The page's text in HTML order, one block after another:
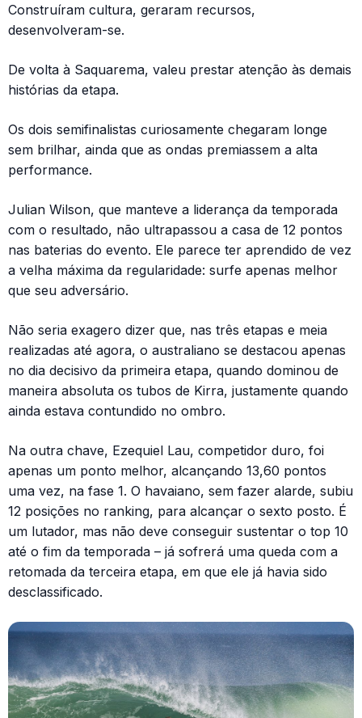
Construíram cultura, geraram recursos,
desenvolveram-se.
De volta à Saquarema, valeu prestar atenção às demais
histórias da etapa.
Os dois semifinalistas curiosamente chegaram longe
sem brilhar, ainda que as ondas premiassem a alta
performance.
Julian Wilson, que manteve a liderança da temporada
com o resultado, não ultrapassou a casa de 12 pontos
nas baterias do evento. Ele parece ter aprendido de vez
a velha máxima da regularidade: surfe apenas melhor
que seu adversário.
Não seria exagero dizer que, nas três etapas e meia
realizadas até agora, o australiano se destacou apenas
no dia decisivo da primeira etapa, quando dominou de
maneira absoluta os tubos de Kirra, justamente quando
ainda estava contundido no ombro.
Na outra chave, Ezequiel Lau, competidor duro, foi
apenas um ponto melhor, alcançando 13,60 pontos
uma vez, na fase 1. O havaiano, sem fazer alarde, subiu
12 posições no ranking, para alcançar o sexto posto. É
um lutador, mas não deve conseguir sustentar o top 10
até o fim da temporada – já sofrerá uma queda com a
retomada da terceira etapa, em que ele já havia sido
desclassificado.